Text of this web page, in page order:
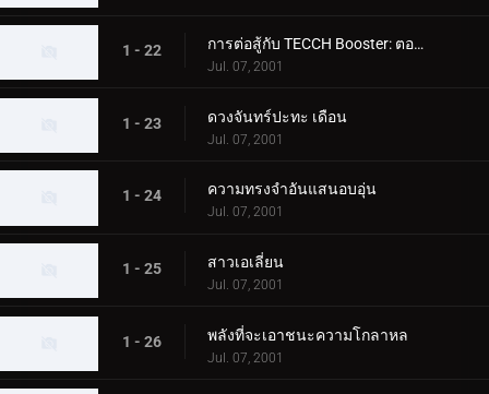
1 - 22 การต่อสู้กับ TECCH Booster: ตอนที่ 2
Jul. 07, 2001
1 - 23 ดวงจันทร์ปะทะ เดือน
Jul. 07, 2001
1 - 24 ความทรงจำอันแสนอบอุ่น
Jul. 07, 2001
1 - 25 สาวเอเลี่ยน
Jul. 07, 2001
1 - 26 พลังที่จะเอาชนะความโกลาหล
Jul. 07, 2001